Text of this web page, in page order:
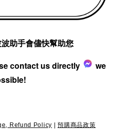
助手會儘快幫助您
contact us directly
we
Refund Policy |預購商品政策